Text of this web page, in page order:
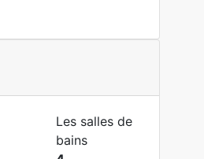
Les salles de
bains